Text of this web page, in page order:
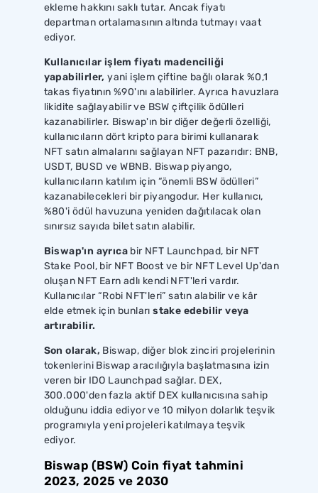
ekleme hakkını saklı tutar. Ancak fiyatı
departman ortalamasının altında tutmayı vaat
ediyor.
Kullanıcılar işlem fiyatı madenciliği
yapabilirler, yani işlem çiftine bağlı olarak %0,1
takas fiyatının %90'ını alabilirler. Ayrıca havuzlara
likidite sağlayabilir ve BSW çiftçilik ödülleri
kazanabilirler. Biswap'ın bir diğer değerli özelliği,
kullanıcıların dört kripto para birimi kullanarak
NFT satın almalarını sağlayan NFT pazarıdır: BNB,
USDT, BUSD ve WBNB. Biswap piyango,
kullanıcıların katılım için “önemli BSW ödülleri”
kazanabilecekleri bir piyangodur. Her kullanıcı,
%80'i ödül havuzuna yeniden dağıtılacak olan
sınırsız sayıda bilet satın alabilir.
Biswap'ın ayrıca bir NFT Launchpad, bir NFT
Stake Pool, bir NFT Boost ve bir NFT Level Up'dan
oluşan NFT Earn adlı kendi NFT'leri vardır.
Kullanıcılar “Robi NFT'leri” satın alabilir ve kâr
elde etmek için bunlarıstake edebilir veya
artırabilir.
Son olarak, Biswap, diğer blok zinciri projelerinin
tokenlerini Biswap aracılığıyla başlatmasına izin
veren bir IDO Launchpad sağlar. DEX,
300.000'den fazla aktif DEX kullanıcısına sahip
olduğunu iddia ediyor ve 10 milyon dolarlık teşvik
programıyla yeni projeleri katılmaya teşvik
ediyor.
Biswap (BSW) Coin fiyat tahmini
2023, 2025 ve 2030